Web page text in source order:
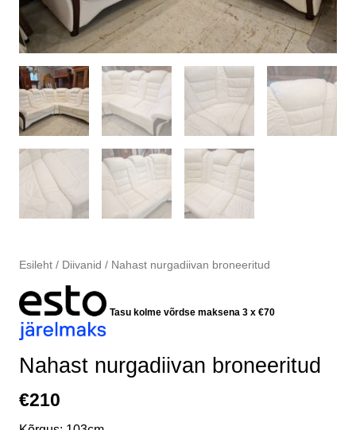
Esileht/ Diivanid / Nahast nurgadiivan broneeritud
Tasu kolme võrdse maksena 3 x €70
Nahast nurgadiivan broneeritud
€210